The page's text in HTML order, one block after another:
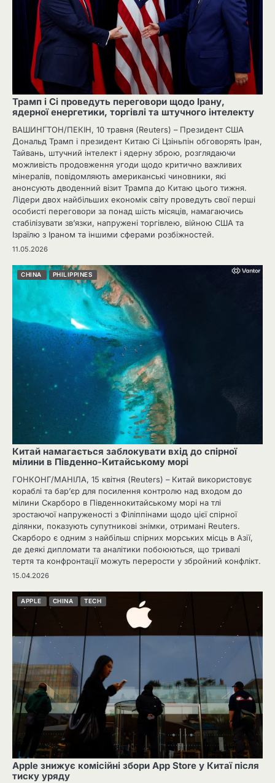
Трамп і Сі проведуть переговори щодо Ірану,
ядерної енергетики, торгівлі та штучного інтелекту
ВАШИНГТОН/ПЕКІН, 10 травня (Reuters) – Президент США
Дональд Трамп і президент Китаю Сі Цзіньпін обговорять Іран,
Тайвань, штучний інтелект і ядерну зброю, розглядаючи
можливість продовження угоди щодо критично важливих
мінералів, повідомляють американські чиновники, які
анонсують дводенний візит Трампа до Китаю цього тижня.
Лідери двох найбільших економік світу проведуть свої перші
особисті переговори за понад шість місяців, намагаючись
стабілізувати зв’язки, напружені торгівлею, війною США та
Ізраїлю з Іраном та іншими сферами розбіжностей.
11.05.2026
CHINA PHILIPPINES
Китай намагається заблокувати вхід до спірної
мілини в Південно-Китайському морі
ГОНКОНГ/МАНІЛА, 15 квітня (Reuters) – Китай використовує
кораблі та бар’єр для посилення контролю над входом до
мілини Скарборо в Південнокитайському морі на тлі
зростаючої напруженості з Філіппінами щодо цієї спірної
ділянки, показують супутникові знімки, отримані Reuters.
Скарборо є одним з найбільш спірних морських місць в Азії,
де деякі дипломати та аналітики побоюються, що тривалі
тертя та конфронтації можуть перерости у збройний конфлікт.
15.04.2026
APPLE CHINA TECH
Apple знижує комісійні збори App Store у Китаї після
тиску уряду